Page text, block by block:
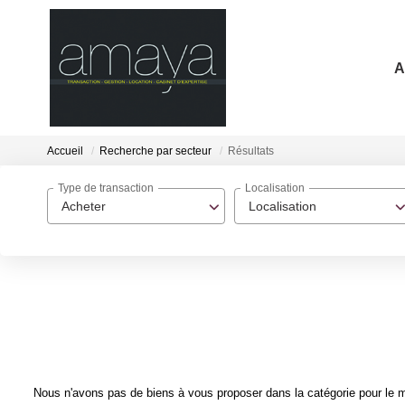
Accueil Recherche par secteur Résultats
Acheter
Type de transaction
Localisation
Localisation
Nous n'avons pas de biens à vous proposer dans la catégorie pour le